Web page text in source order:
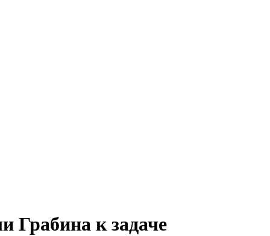
Грабина к задаче